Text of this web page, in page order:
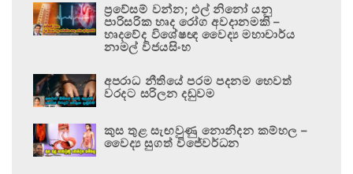
ප්‍රවේසම් වන්න; එල් නිනෝ යනු
පාරිසරික හෘද රෝග අවදානමකි –
හෘදවේද විශේෂඥ වෛද්‍ය මහාචාර්ය
නාමල් විජයසිංහ
අපරාධ නීතියේ පරම පදනම හෙවත්
වරදට සරිලන දඬුවම
කුස තුළ සැඟවුණු නොනිදන කම්හල –
වෛද්‍ය සුගත් විජේවර්ධන